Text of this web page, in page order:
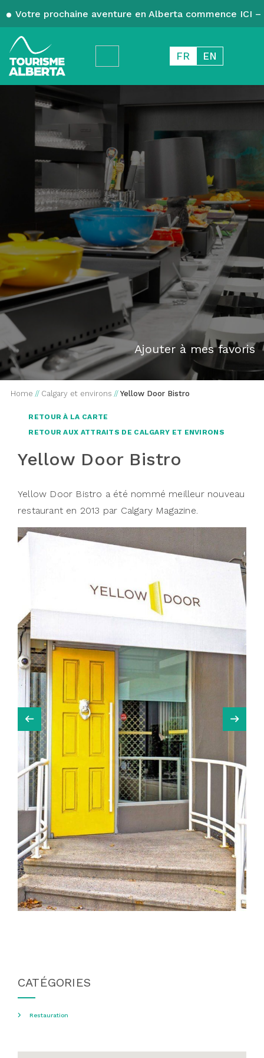
Votre prochaine aventure en Alberta commence ICI
FR EN
Ajouter à mes favoris
Home // Calgary et environs // Yellow Door Bistro
RETOUR À LA CARTE
RETOUR AUX ATTRAITS DE CALGARY ET ENVIRONS
Yellow Door Bistro
Yellow Door Bistro a été nommé meilleur nouveau
restaurant en 2013 par Calgary Magazine.
CATÉGORIES
Restauration